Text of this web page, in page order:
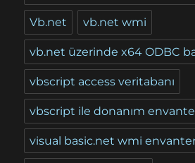
Vb.net vb.net wmi
vb.net üzerinde x64 ODBC
vbscript access veritabanı
vbscript ile donanım
visual basic.net wmi